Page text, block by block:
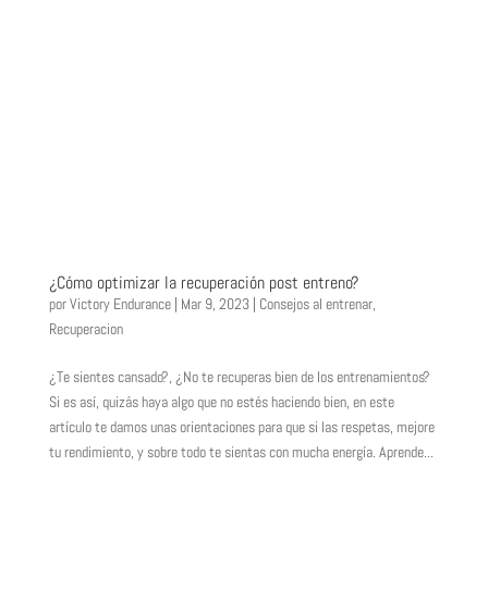
¿Cómo optimizar la recuperación post entreno?
porVictory Endurance| Mar 9, 2023| Consejos al entrenar,
Recuperacion
¿Te sientes cansado?, ¿No te recuperas bien de los entrenamientos?
Si es así, quizás haya algo que no estés haciendo bien, en este
artículo te damos unas orientaciones para que si las respetas, mejore
tu rendimiento, y sobre todo te sientas con mucha energía. Aprende...